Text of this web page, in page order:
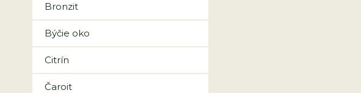
Bronzit
Býčie oko
Citrín
Čaroit